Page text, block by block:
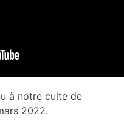
à notre culte de
2022.